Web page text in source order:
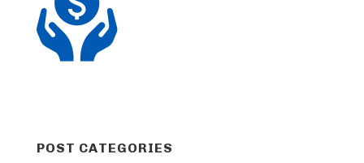
POST CATEGORIES